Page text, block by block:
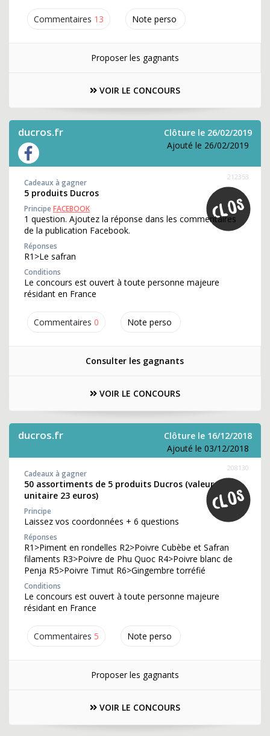
Commentaires 13 Note perso
Proposer les gagnants
VOIR LE CONCOURS
ducros.fr
Clôture le 26/02/2019
Ajouté le 26/02/2019
Commentaires 0 Note perso
212353
Cadeaux à gagner
5 produits Ducros
PrincipeFACEBOOK
1 question. Ajoutez la réponse dans les commentaires
de la publication Facebook.
Réponses
R1>Le safran
Conditions
Le concours est ouvert à toute personne majeure
résidant en France
Consulter les gagnants
VOIR LE CONCOURS
ducros.fr
Clôture le 16/12/2018
Ajouté le 03/12/2018
Commentaires 5 Note perso
208130
Cadeaux à gagner
50 assortiments de 5 produits Ducros (valeur
unitaire 23 euros)
Principe
Laissez vos coordonnées + 6 questions
Réponses
R1>Piment en rondelles R2>Poivre Cubèbe et Safran
filaments R3>Poivre de Phu Quoc R4>Poivre blanc de
Penja R5>Poivre Timut R6>Gingembre torréfié
Conditions
Le concours est ouvert à toute personne majeure
résidant en France
Proposer les gagnants
VOIR LE CONCOURS